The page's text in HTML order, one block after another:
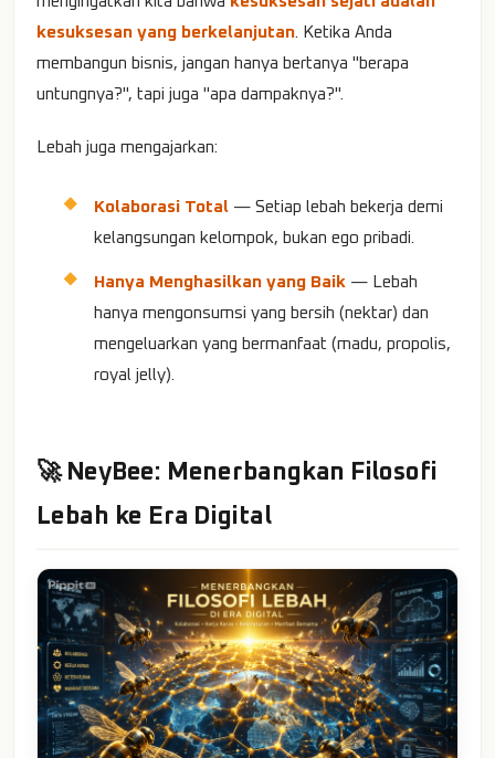
kesuksesan yang berkelanjutan . Ketika Anda
membangun bisnis, jangan hanya bertanya "berapa
untungnya?", tapi juga "apa dampaknya?".
Lebah juga mengajarkan:
Kolaborasi Total — Setiap lebah bekerja demi
kelangsungan kelompok, bukan ego pribadi.
Hanya Menghasilkan yang Baik — Lebah
hanya mengonsumsi yang bersih (nektar) dan
mengeluarkan yang bermanfaat (madu, propolis,
royal jelly).
🚀 NeyBee: Menerbangkan Filosofi
Lebah ke Era Digital